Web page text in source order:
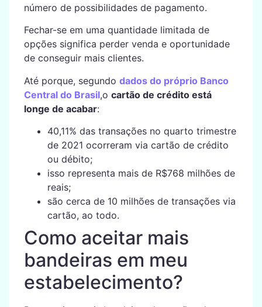
número de possibilidades de pagamento.
Fechar-se em uma quantidade limitada de
opções significa perder venda e oportunidade
de conseguir mais clientes.
Até porque, segundo dados do próprio Banco
Central do Brasil,o cartão de crédito está
longe de acabar:
40,11% das transações no quarto trimestre
de 2021 ocorreram via cartão de crédito
ou débito;
isso representa mais de R$768 milhões de
reais;
são cerca de 10 milhões de transações via
cartão, ao todo.
Como aceitar mais
bandeiras em meu
estabelecimento?